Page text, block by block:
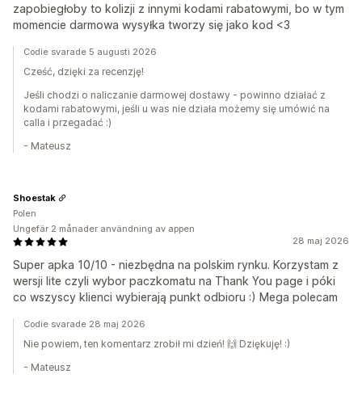
zapobiegłoby to kolizji z innymi kodami rabatowymi, bo w tym
momencie darmowa wysyłka tworzy się jako kod <3
Codie svarade 5 augusti 2026
Cześć, dzięki za recenzję!
Jeśli chodzi o naliczanie darmowej dostawy - powinno działać z
kodami rabatowymi, jeśli u was nie działa możemy się umówić na
calla i przegadać :)
- Mateusz
28 maj 2026
Super apka 10/10 - niezbędna na polskim rynku. Korzystam z
wersji lite czyli wybor paczkomatu na Thank You page i póki
co wszyscy klienci wybierają punkt odbioru :) Mega polecam
Shoestak
Polen
Ungefär 2 månader användning av appen
Codie svarade 28 maj 2026
Nie powiem, ten komentarz zrobił mi dzień! 🙌 Dziękuję! :)
- Mateusz